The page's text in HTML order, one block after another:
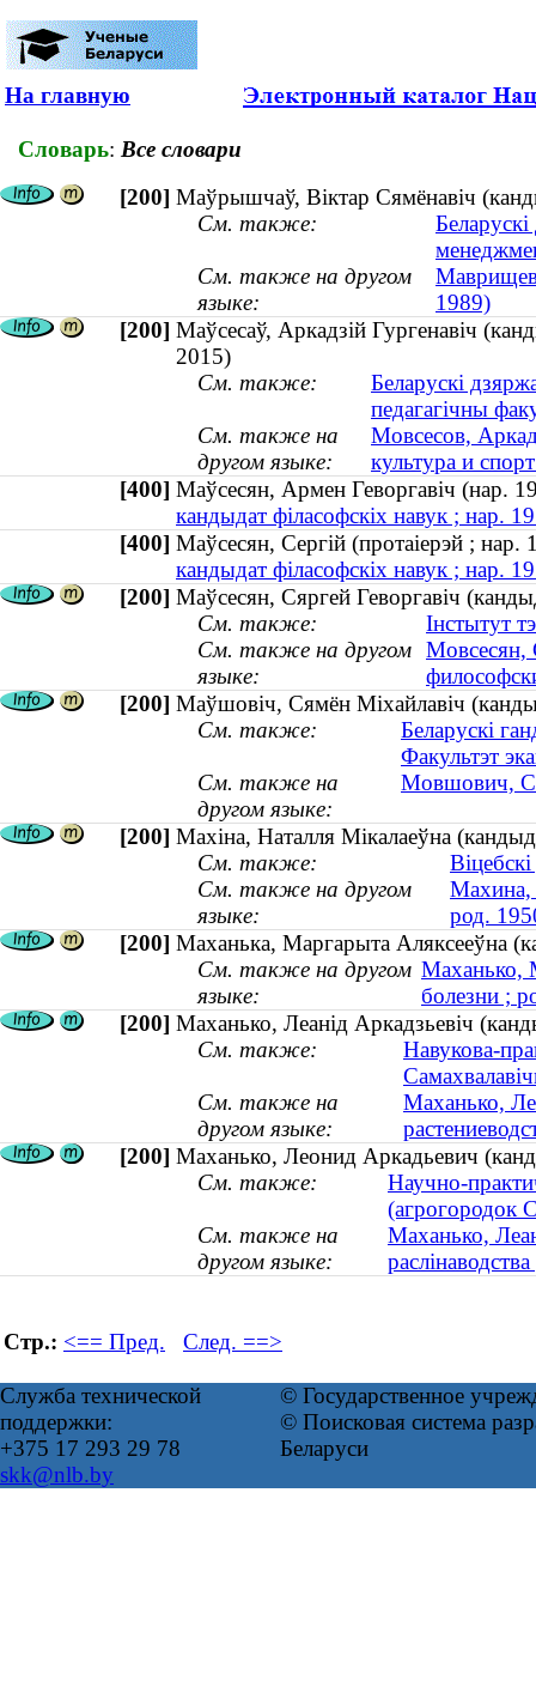
На главную
Словарь: Все словари
[200] Маўрышчаў, Віктар Сямёнавіч
См. также:
См. также на другом
языке:
1989)
[200] Маўсесаў, Аркадзій Гургенавіч
2015)
См. также:
Беларускі
педагагічны
См. также на
другом языке:
Мовсесов,
культура и
[400] Маўсесян, Армен Геворгавіч
кандыдат філасофскіх навук ; нар.
[400] Маўсесян, Сергій (протаіерэй ;
кандыдат філасофскіх навук ; нар.
[200] Маўсесян, Сяргей Геворгавiч
См. также:
Інстытут
См. также на другом
языке:
Мовсесян,
[200] Маўшовіч, Сямён Міхайлавіч
См. также:
Беларускі
Факультэт
См. также на
другом языке:
Мовшович,
[200] Махіна, Наталля Мікалаеўна
См. также:
См. также на другом
языке:
Махина,
род.
[200] Маханька, Маргарыта Аляксееўна
См. также на другом
языке:
Маханько,
болезни ;
[200] Маханько, Леанід Аркадзьевіч
См. также:
Навукова-
См. также на
другом языке:
Маханько,
[200] Маханько, Леонид Аркадьевич
См. также:
Научно-
(агрогородок
См. также на
другом языке:
Маханько,
Стр.: <== Пред. След. ==>
Служба технической
поддержки:
+375 17 293 29 78
skk@nlb.by
© Государственное
© Поисковая система
Беларуси